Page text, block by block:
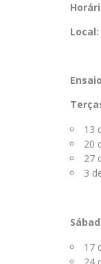
Local:
13
20
27
3
17